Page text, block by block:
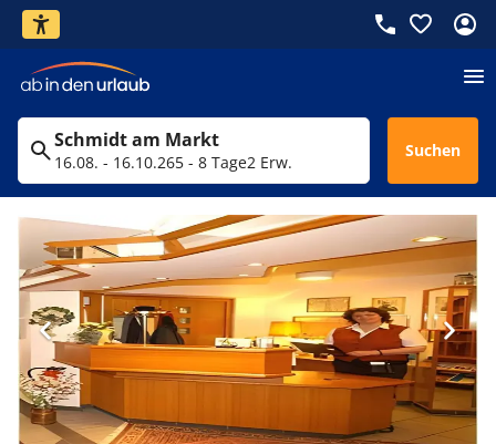
Schmidt am Markt
16.08. - 16.10.265 - 8 Tage2 Erw.
Suchen